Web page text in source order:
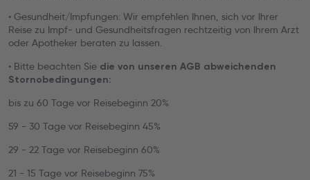
• Gesundheit/Impfungen: Wir empfehlen Ihnen, sich vor Ihrer
Reise zu Impf- und Gesundheitsfragen rechtzeitig von Ihrem Arzt
oder Apotheker beraten zu lassen.
• Bitte beachten Sie die von unseren AGB abweichenden
Stornobedingungen:
bis zu 60 Tage vor Reisebeginn 20%
59 - 30 Tage vor Reisebeginn 45%
29 - 22 Tage vor Reisebeginn 60%
21 - 15 Tage vor Reisebeginn 75%